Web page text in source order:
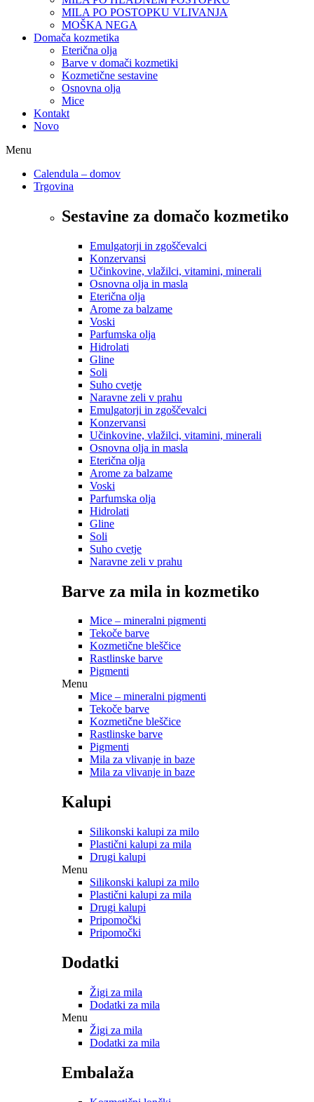
MILA PO POSTOPKU VLIVANJA
MOŠKA NEGA
Domača kozmetika
Eterična olja
Barve v domači kozmetiki
Kozmetične sestavine
Osnovna olja
Mice
Kontakt
Novo
Menu
Calendula – domov
Trgovina
Sestavine za domačo kozmetiko
Emulgatorji in zgoščevalci
Konzervansi
Učinkovine, vlažilci, vitamini, minerali
Osnovna olja in masla
Eterična olja
Arome za balzame
Voski
Parfumska olja
Hidrolati
Gline
Soli
Suho cvetje
Naravne zeli v prahu
Emulgatorji in zgoščevalci
Konzervansi
Učinkovine, vlažilci, vitamini, minerali
Osnovna olja in masla
Eterična olja
Arome za balzame
Voski
Parfumska olja
Hidrolati
Gline
Soli
Suho cvetje
Naravne zeli v prahu
Barve za mila in kozmetiko
Mice – mineralni pigmenti
Tekoče barve
Kozmetične bleščice
Rastlinske barve
Pigmenti
Menu
Mice – mineralni pigmenti
Tekoče barve
Kozmetične bleščice
Rastlinske barve
Pigmenti
Mila za vlivanje in baze
Mila za vlivanje in baze
Kalupi
Silikonski kalupi za milo
Plastični kalupi za mila
Drugi kalupi
Menu
Silikonski kalupi za milo
Plastični kalupi za mila
Drugi kalupi
Pripomočki
Pripomočki
Dodatki
Žigi za mila
Dodatki za mila
Menu
Žigi za mila
Dodatki za mila
Embalaža